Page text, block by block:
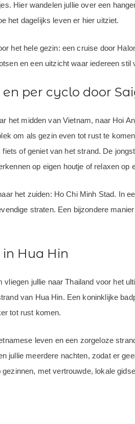
Hier wandelen jullie over een
het dagelijks leven er hier uitziet.
het hele gezin: een cruise door
en een uitzicht waar iedereen stil
per cyclo door
het midden van Vietnam, naar Hoi
om als gezin even tot rust te
of geniet van het strand. De
op eigen houtje of relaxen op
het zuiden: Ho Chi Minh Stad. In
straten. Een bijzondere
Hua Hin
vliegen jullie naar Thailand voor het
van Hua Hin. Een koninklijke
tot rust komen.
leven en een zorgeloze
jullie meerdere nachten, zodat er
met vertrouwde, lokale